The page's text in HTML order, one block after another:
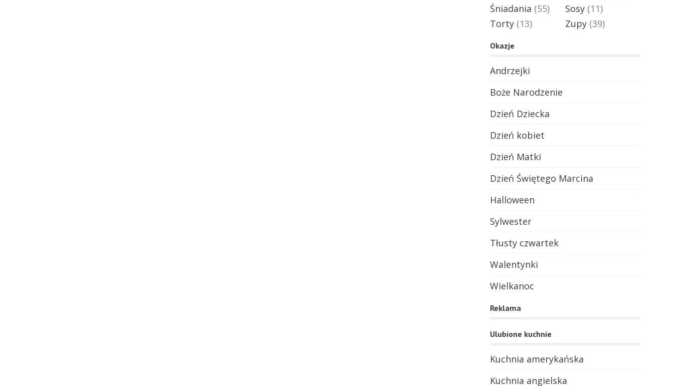
Śniadania (55) Sosy (11)
Torty (13) Zupy (39)
Okazje
Andrzejki
Boże Narodzenie
Dzień Dziecka
Dzień kobiet
Dzień Matki
Dzień Świętego Marcina
Halloween
Sylwester
Tłusty czwartek
Walentynki
Wielkanoc
Reklama
Ulubione kuchnie
Kuchnia amerykańska
Kuchnia angielska